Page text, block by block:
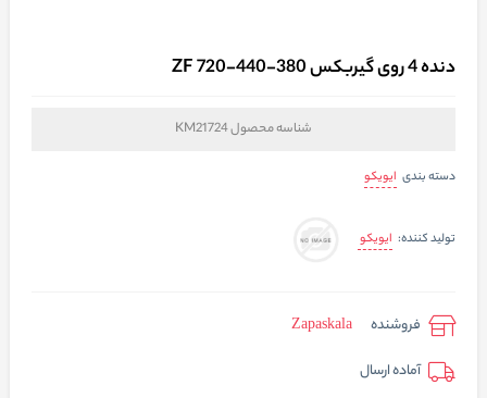
دنده 4 روی گیربکس 380-440-720 ZF
شناسه محصولKM21724
دسته بندی ایویکو
تولید کننده: ایویکو
فروشنده
Zapaskala
آماده ارسال